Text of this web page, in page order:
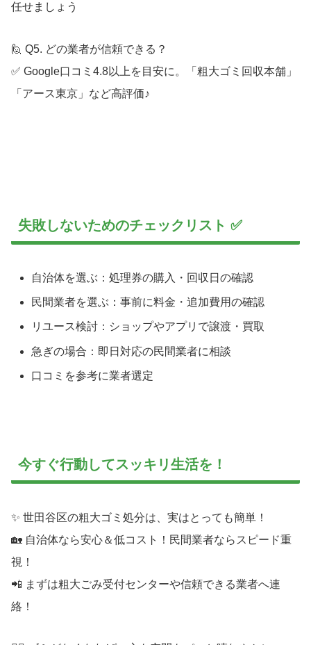
任せましょう
🙋 Q5. どの業者が信頼できる？
✅ Google口コミ4.8以上を目安に。「粗大ゴミ回収本舗」
「アース東京」など高評価♪
失敗しないためのチェックリスト ✅
自治体を選ぶ：処理券の購入・回収日の確認
民間業者を選ぶ：事前に料金・追加費用の確認
リユース検討：ショップやアプリで譲渡・買取
急ぎの場合：即日対応の民間業者に相談
口コミを参考に業者選定
今すぐ行動してスッキリ生活を！
✨ 世田谷区の粗大ゴミ処分は、実はとっても簡単！
🏡 自治体なら安心＆低コスト！民間業者ならスピード重
視！
📲 まずは粗大ごみ受付センターや信頼できる業者へ連
絡！